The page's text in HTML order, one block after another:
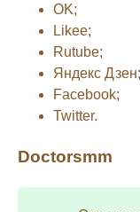
OK;
Likee;
Rutube;
Яндекс Дзен;
Facebook;
Twitter.
Doctorsmm